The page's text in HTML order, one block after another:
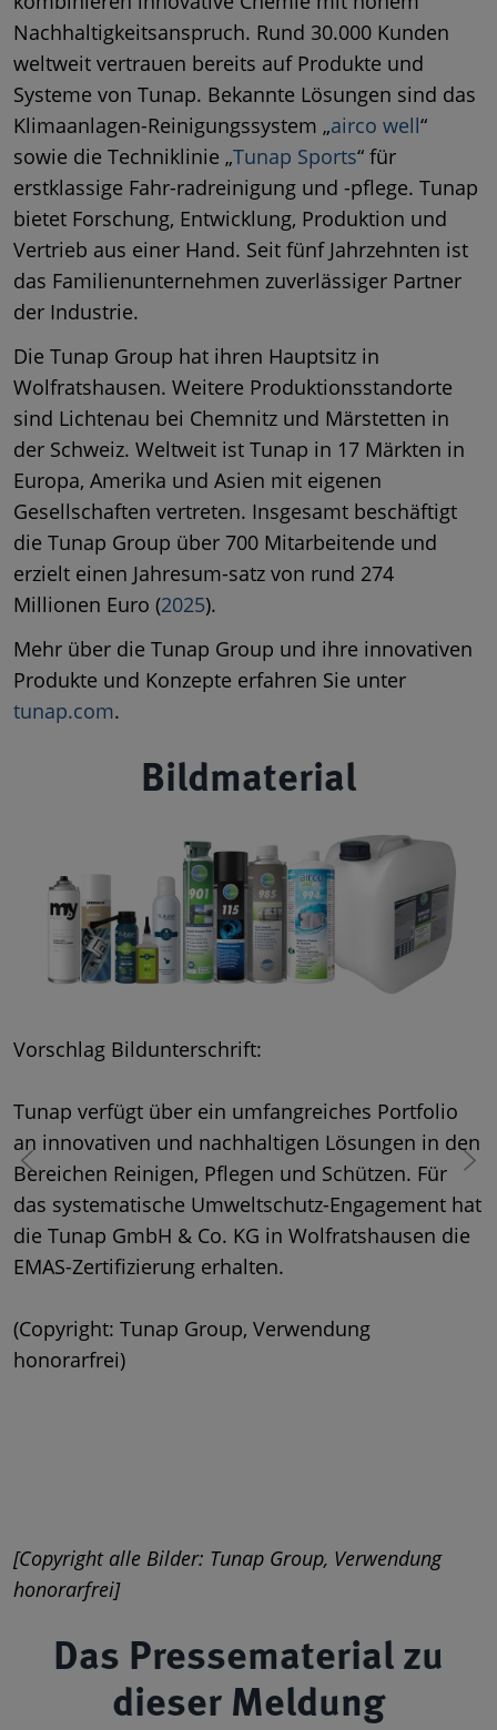
Nachhaltigkeitsanspruch. Rund 30.000 Kunden
weltweit vertrauen bereits auf Produkte und
Systeme von Tunap. Bekannte Lösungen sind das
Klimaanlagen-Reinigungssystem „airco well“
sowie die Techniklinie „Tunap Sports“ für
erstklassige Fahr-radreinigung und -pflege. Tunap
bietet Forschung, Entwicklung, Produktion und
Vertrieb aus einer Hand. Seit fünf Jahrzehnten ist
das Familienunternehmen zuverlässiger Partner
der Industrie.
Die Tunap Group hat ihren Hauptsitz in
Wolfratshausen. Weitere Produktionsstandorte
sind Lichtenau bei Chemnitz und Märstetten in
der Schweiz. Weltweit ist Tunap in 17 Märkten in
Europa, Amerika und Asien mit eigenen
Gesellschaften vertreten. Insgesamt beschäftigt
die Tunap Group über 700 Mitarbeitende und
erzielt einen Jahresum-satz von rund 274
Millionen Euro (2025).
Mehr über die Tunap Group und ihre innovativen
Produkte und Konzepte erfahren Sie unter
tunap.com.
Bildmaterial
Vorschlag Bildunterschrift:
Tunap verfügt über ein umfangreiches Portfolio
an innovativen und nachhaltigen Lösungen in den
Bereichen Reinigen, Pflegen und Schützen. Für
das systematische Umweltschutz-Engagement hat
die Tunap GmbH & Co. KG in Wolfratshausen die
EMAS-Zertifizierung erhalten.
(Copyright: Tunap Group, Verwendung
honorarfrei)
[Copyright alle Bilder: Tunap Group, Verwendung
honorarfrei]
Das Pressematerial zu
dieser Meldung